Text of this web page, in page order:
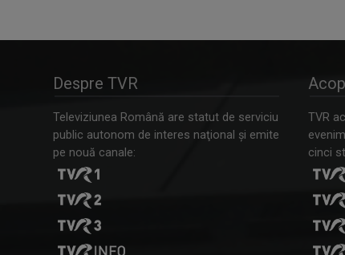
Despre TVR
Televiziunea Română are statut de serviciu
public autonom de interes naţional şi emite
pe nouă canale:
TVR
cinci